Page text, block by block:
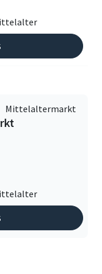
Mittelaltermarkt